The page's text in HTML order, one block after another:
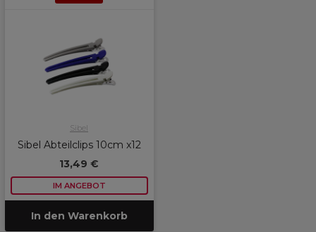
Sibel
Sibel Abteilclips 10cm x12
13,49 €
IM ANGEBOT
In den Warenkorb